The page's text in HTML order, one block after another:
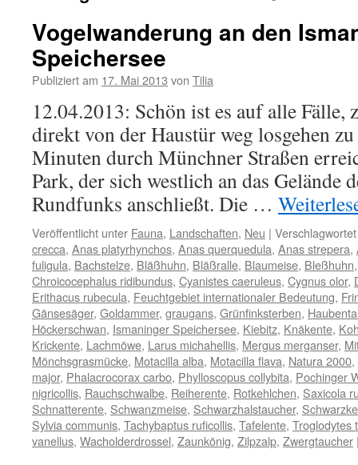
Vogelwanderung an den
Speichersee
Publiziert am 17. Mai 2013 von Tilia
12.04.2013: Schön ist es auf alle Fälle,
direkt von der Haustür weg losgehen
Minuten durch Münchner Straßen
Park, der sich westlich an das Gelände
Rundfunks anschließt. Die …
Veröffentlicht unter Fauna, Landschaften, Neu |
crecca, Anas platyrhynchos, Anas querquedula, Anas strepera,
fuligula, Bachstelze, Bläßhuhn, Bläßralle, Blaumeise, Bleßhuhn
Chroicocephalus ridibundus, Cyanistes caeruleus, Cygnus olor,
Erithacus rubecula, Feuchtgebiet internationaler Bedeutung,
Gänsesäger, Goldammer, graugans, Grünfinksterben,
Höckerschwan, Ismaninger Speichersee, Kiebitz, Knäkente,
Krickente, Lachmöwe, Larus michahellis, Mergus merganser,
Mönchsgrasmücke, Motacilla alba, Motacilla flava, Natura 2000,
major, Phalacrocorax carbo, Phylloscopus collybita, Pochinger
nigricollis, Rauchschwalbe, Reiherente, Rotkehlchen, Saxicola
Schnatterente, Schwanzmeise, Schwarzhalstaucher,
Sylvia communis, Tachybaptus ruficollis, Tafelente, Troglodytes
vanellus, Wacholderdrossel, Zaunkönig, Zilpzalp, Zwergtaucher